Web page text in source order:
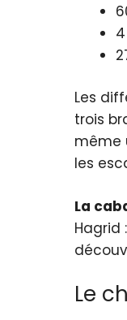
Les
trois
même
les
La
Hagrid
Le